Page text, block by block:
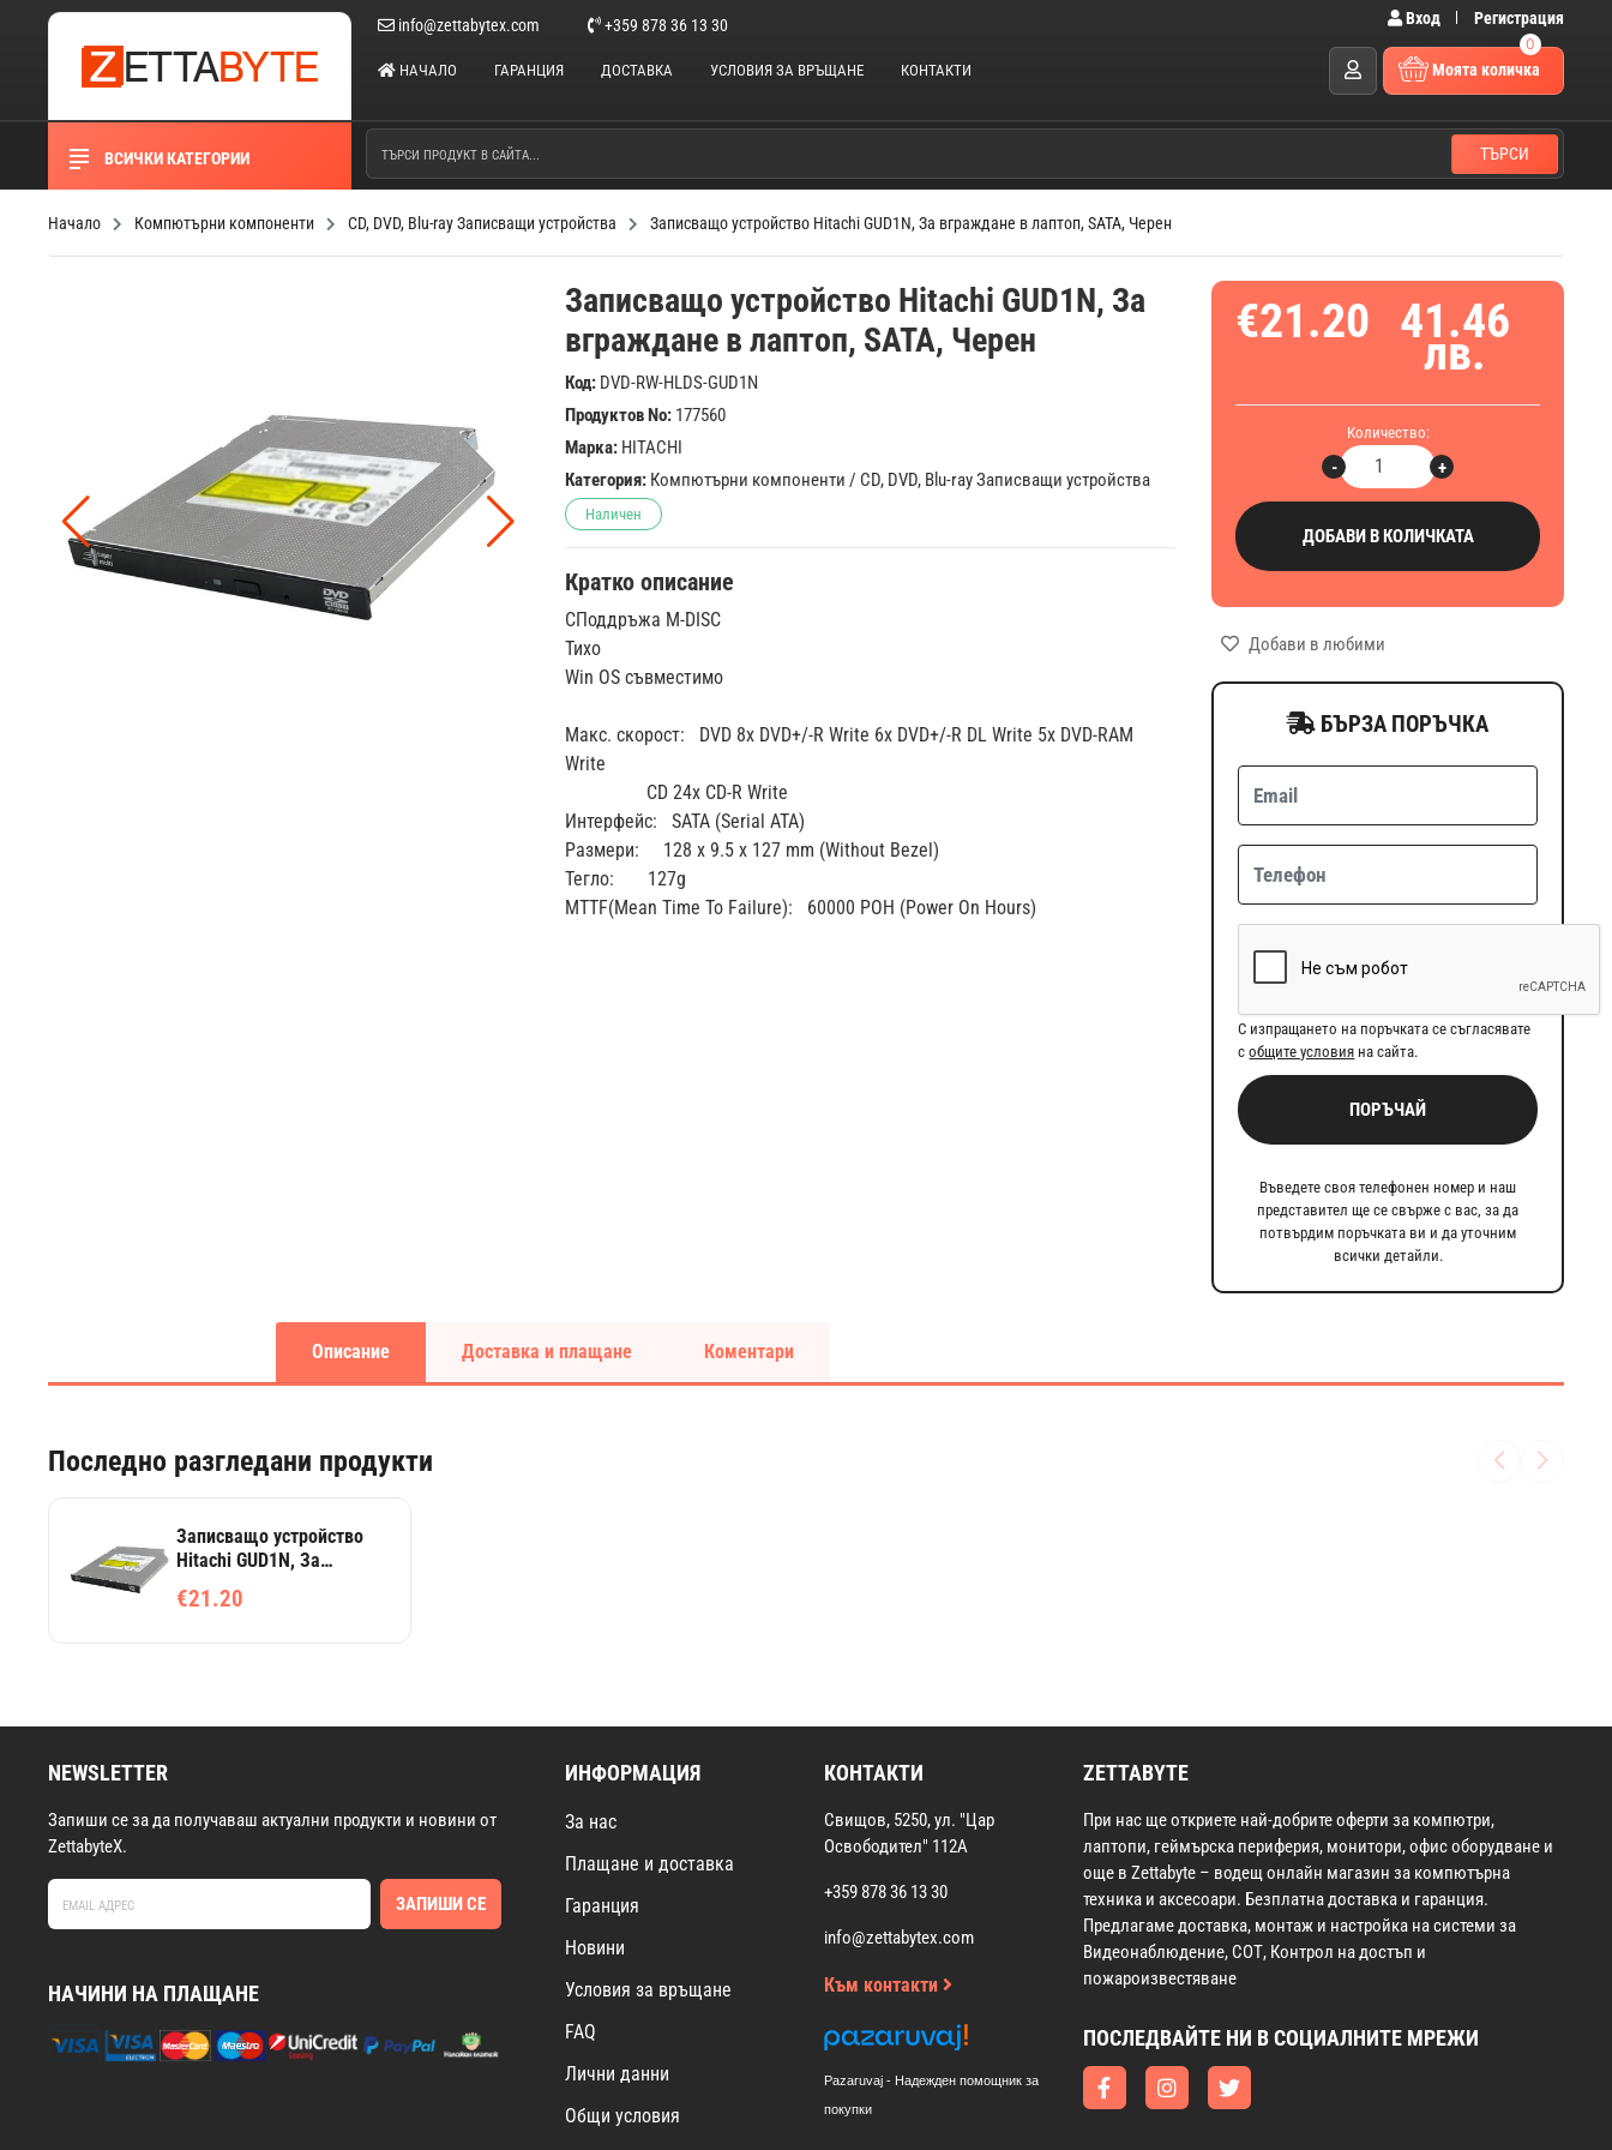
info@zettabytex.com +359 878 36 13 30 Вход Регистрация
НАЧАЛО ГАРАНЦИЯ ДОСТАВКА УСЛОВИЯ ЗА ВРЪЩАНЕ КОНТАКТИ
0
Моята количка
ВСИЧКИ КАТЕГОРИИ ТЪРСИ
Начало Компютърни компоненти CD, DVD, Blu-ray Записващи устройства Записващо устройство Hitachi GUD1N, За вграждане в лаптоп, SATA, Черен
Записващо устройство Hitachi GUD1N, За
вграждане в лаптоп, SATA, Черен
Код: DVD-RW-HLDS-GUD1N
Продуктов No: 177560
Марка: HITACHI
Категория: Компютърни компоненти / CD, DVD, Blu-ray Записващи устройства
Наличен
Кратко описание
СПоддръжа M-DISC
Тихо
Win OS съвместимо
Макс. скорост: DVD 8x DVD+/-R Write 6x DVD+/-R DL Write 5x DVD-RAM
Write
CD 24x CD-R Write
Интерфейс: SATA (Serial ATA)
Размери: 128 x 9.5 x 127 mm (Without Bezel)
Тегло: 127g
MTTF(Mean Time To Failure): 60000 POH (Power On Hours)
€21.20 41.46
лв.
Количество:
+
-
ДОБАВИ В КОЛИЧКАТА
Добави в любими
БЪРЗА ПОРЪЧКА
С изпращането на поръчката се съгласявате
собщите условия на сайта.
ПОРЪЧАЙ
Въведете своя телефонен номер и наш
представител ще се свърже с вас, за да
потвърдим поръчката ви и да уточним
всички детайли.
Описание Доставка и плащане Коментари
Последно разгледани продукти
Записващо устройство
Hitachi GUD1N, За
SATA, Черен
€21.20
NEWSLETTER
Запиши се за да получаваш актуални продукти и новини от
ZettabyteX.
ЗАПИШИ СЕ
НАЧИНИ НА ПЛАЩАНЕ
ИНФОРМАЦИЯ
За нас
Плащане и доставка
Гаранция
Новини
Условия за връщане
FAQ
Лични данни
Общи условия
КОНТАКТИ
Свищов, 5250, ул. "Цар
Освободител" 112А
+359 878 36 13 30
info@zettabytex.com
Към контакти
Pazaruvaj - Надежден помощник за
покупки
ZETTABYTE
При нас ще откриете най-добрите оферти за компютри,
лаптопи, геймърска периферия, монитори, офис оборудване и
още в Zettabyte – водещ онлайн магазин за компютърна
техника и аксесоари. Безплатна доставка и гаранция.
Предлагаме доставка, монтаж и настройка на системи за
Видеонаблюдение, СОТ, Контрол на достъп и
пожароизвестяване
ПОСЛЕДВАЙТЕ НИ В СОЦИАЛНИТЕ МРЕЖИ